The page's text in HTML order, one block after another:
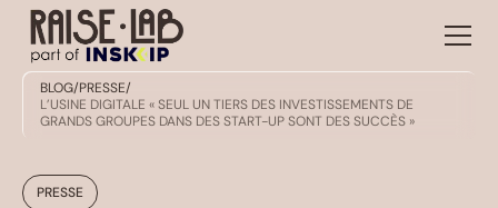
BLOG/PRESSE/
L’USINE DIGITALE « SEUL UN TIERS DES INVESTISSEMENTS DE
GRANDS GROUPES DANS DES START-UP SONT DES SUCCÈS »
PRESSE